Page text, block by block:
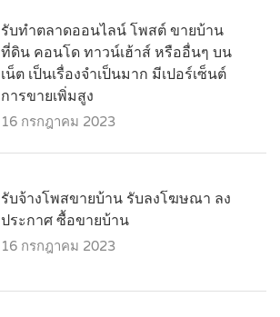
รับทำตลาดออนไลน์ โพสต์ ขายบ้าน
ที่ดิน คอนโด ทาวน์เฮ้าส์ หรืออื่นๆ บน
เน็ต เป็นเรื่องจำเป็นมาก มีเปอร์เซ็นต์
การขายเพิ่มสูง
16 กรกฎาคม 2023
รับจ้างโพสขายบ้าน รับลงโฆษณา ลง
ประกาศ ซื้อขายบ้าน
16 กรกฎาคม 2023